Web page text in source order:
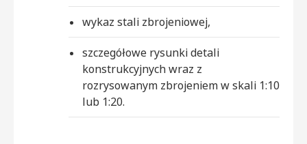
wykaz stali zbrojeniowej,
szczegółowe rysunki detali
konstrukcyjnych wraz z
rozrysowanym zbrojeniem w skali 1:10
lub 1:20.